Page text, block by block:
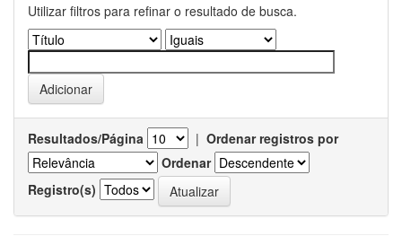
Utilizar filtros para refinar o resultado de busca.
Resultados/Página | Ordenar registros por
Ordenar
Registro(s)